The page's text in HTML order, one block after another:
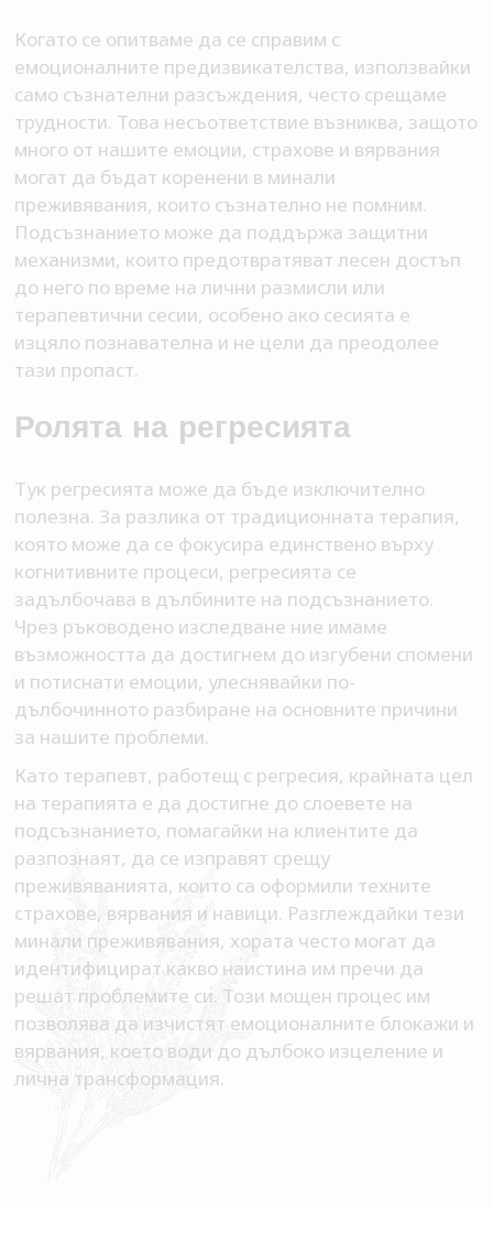
Когато се опитваме да се справим с
емоционалните предизвикателства, използвайки
само съзнателни разсъждения, често срещаме
трудности. Това несъответствие възниква, защото
много от нашите емоции, страхове и вярвания
могат да бъдат коренени в минали
преживявания, които съзнателно не помним.
Подсъзнанието може да поддържа защитни
механизми, които предотвратяват лесен достъп
до него по време на лични размисли или
терапевтични сесии, особено ако сесията е
изцяло познавателна и не цели да преодолее
тази пропаст.
Ролята на регресията
Тук регресията може да бъде изключително
полезна. За разлика от традиционната терапия,
която може да се фокусира единствено върху
когнитивните процеси, регресията се
задълбочава в дълбините на подсъзнанието.
Чрез ръководено изследване ние имаме
възможността да достигнем до изгубени спомени
и потиснати емоции, улеснявайки по-
дълбочинното разбиране на основните причини
за нашите проблеми.
Като терапевт, работещ с регресия, крайната цел
на терапията е да достигне до слоевете на
подсъзнанието, помагайки на клиентите да
разпознаят, да се изправят срещу
преживяванията, които са оформили техните
страхове, вярвания и навици. Разглеждайки тези
минали преживявания, хората често могат да
идентифицират какво наистина им пречи да
решат проблемите си. Този мощен процес им
позволява да изчистят емоционалните блокажи и
вярвания, което води до дълбоко изцеление и
лична трансформация.